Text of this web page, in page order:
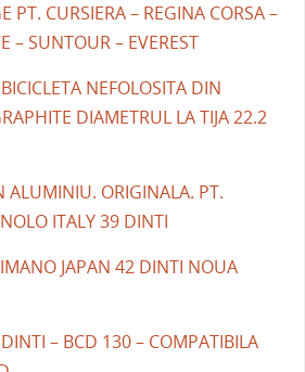
PT. CURSIERA – REGINA CORSA –
– SUNTOUR – EVEREST
NEFOLOSITA DIN
DIAMETRUL LA TIJA 22.2
ALUMINIU. ORIGINALA. PT.
ITALY 39 DINTI
JAPAN 42 DINTI NOUA
– BCD 130 – COMPATIBILA